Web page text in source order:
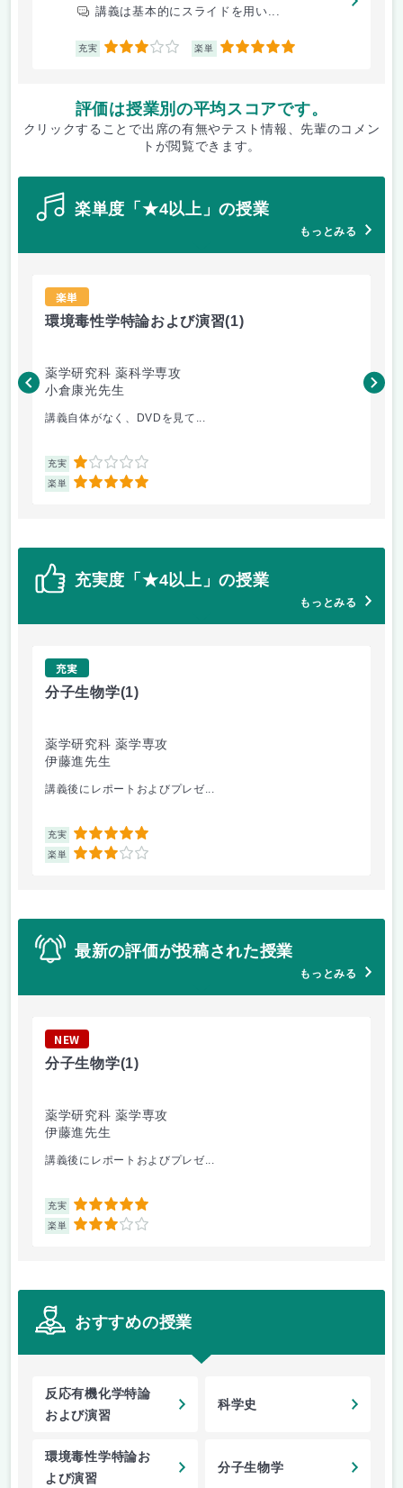
講義は基本的にスライドを用い...
充実 3 楽単 5
評価は授業別の平均スコアです。
クリックすることで出席の有無やテスト情報、先輩のコメン
トが閲覧できます。
楽単度「★4以上」の授業
もっとみる
楽単
環境毒性学特論および演習(1)
薬学研究科 薬科学専攻
小倉康光先生
講義自体がなく、DVDを見て...
充実 1
楽単 5
田
充実度「★4以上」の授業
もっとみる
充実
分子生物学(1)
薬学研究科 薬学専攻
伊藤進先生
講義後にレポートおよびプレゼ...
充実 5
楽単 3
最新の評価が投稿された授業
もっとみる
NEW
分子生物学(1)
薬学研究科 薬学専攻
伊藤進先生
講義後にレポートおよびプレゼ...
充実 5
楽単 3
おすすめの授業
反応有機化学特論
および演習
科学史
環境毒性学特論お
よび演習
分子生物学